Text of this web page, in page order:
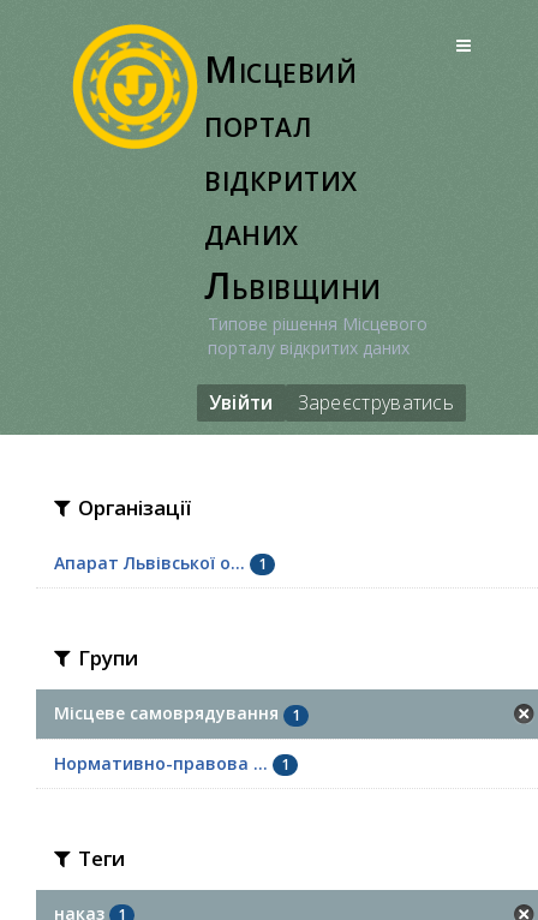
Місцевий
портал
відкритих
даних
Львівщини
Типове рішення Місцевого
порталу відкритих даних
Увійти Зареєструватись
Організації
Апарат Львівської о... 1
Групи
Місцеве самоврядування 1
Нормативно-правова ... 1
Теги
наказ 1